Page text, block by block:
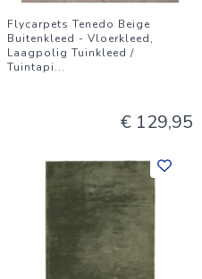
Flycarpets Tenedo Beige
Buitenkleed - Vloerkleed,
Laagpolig Tuinkleed /
Tuintapi...
€ 129,95